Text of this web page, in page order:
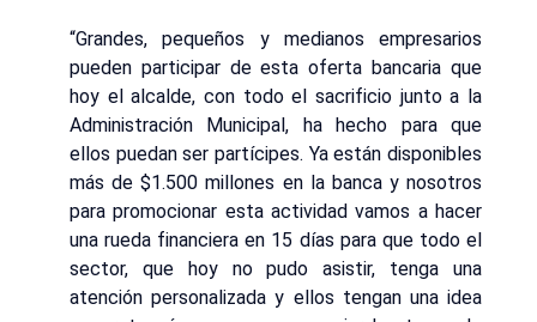
“Grandes, pequeños y medianos empresarios
pueden participar de esta oferta bancaria que
hoy el alcalde, con todo el sacrificio junto a la
Administración Municipal, ha hecho para que
ellos puedan ser partícipes. Ya están disponibles
más de $1.500 millones en la banca y nosotros
para promocionar esta actividad vamos a hacer
una rueda financiera en 15 días para que todo el
sector, que hoy no pudo asistir, tenga una
atención personalizada y ellos tengan una idea